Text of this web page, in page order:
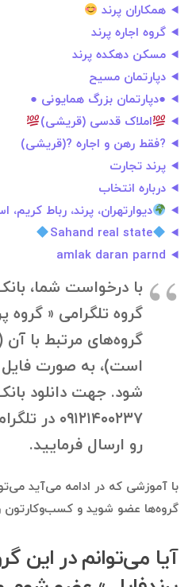
همکاران پرند
گروه اجاره پرند
مسکن دهکده پرند
دپارتمان مسیح
●دپارتمان بزرگ همایونی ●
املاک قدسی (قریشی)
?فقط رهن و اجاره ?(قریشی)
پرند تجارت
درباره انتخاب
دیوارتهران، پرند، رباط
Sahand real state
amlak daran parnd
با درخواست شما،
گروه تلگرامی ‌« گروه
گروه‌های مرتبط با آن
است)، به صورت
شود. جهت دانلود
رو ارسال فرمایید.
با آموزشی که در ادامه می‌آید
گروه‌ها عضو شوید و کسب‌وکارتون
آیا می‌توانم در این